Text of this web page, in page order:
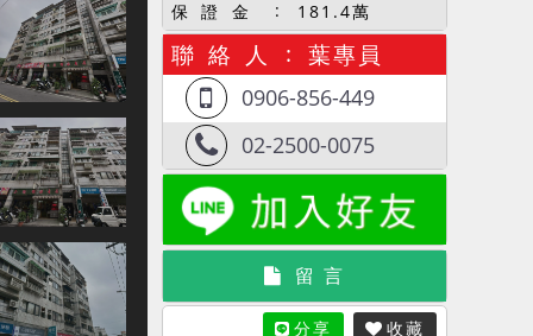
保 證 金 181.4萬
聯 絡 人 葉專員
0906-856-449
02-2500-0075
留 言
分享 收藏